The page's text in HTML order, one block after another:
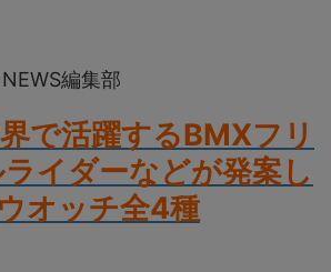
編集部
界で活躍するBMXフリ
イダーなどが発案し
オッチ全4種